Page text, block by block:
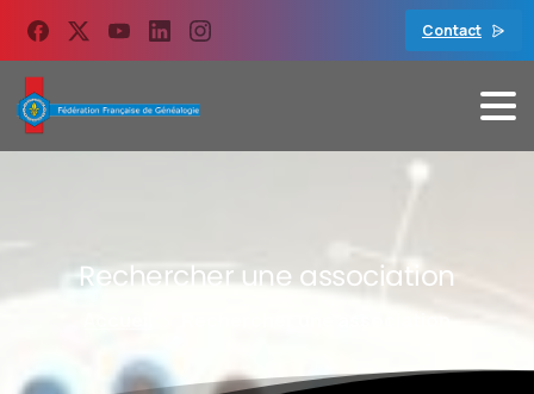
principal
Contact
Rechercherune association
Rechercher une association